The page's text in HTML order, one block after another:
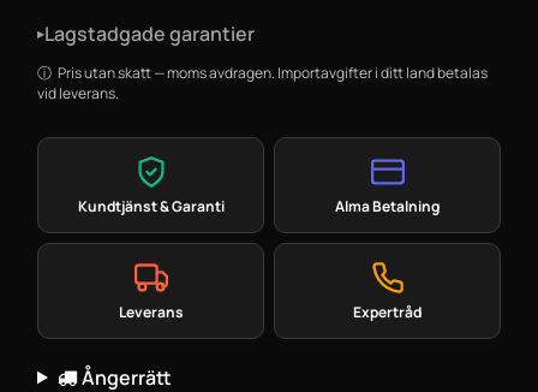
▸Lagstadgade garantier
Pris utan skatt — moms avdragen. Importavgifter i ditt land betalas
vid leverans.
Kundtjänst & Garanti Alma Betalning
Leverans Expertråd
Ångerrätt